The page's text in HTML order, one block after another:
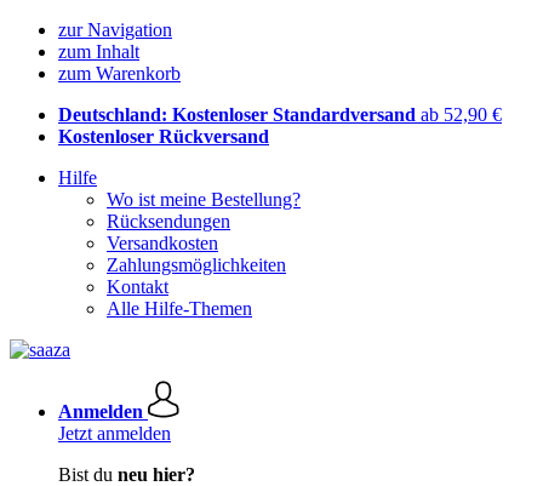
zur Navigation
zum Inhalt
zum Warenkorb
Deutschland: Kostenloser Standardversand ab 52,90 €
Kostenloser Rückversand
Hilfe
Wo ist meine Bestellung?
Rücksendungen
Versandkosten
Zahlungsmöglichkeiten
Kontakt
Alle Hilfe-Themen
Anmelden
Jetzt anmelden
Bist du neu hier?